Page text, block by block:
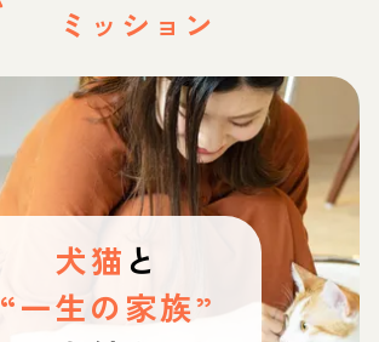
ミッション
犬猫 と
“一生の家族”